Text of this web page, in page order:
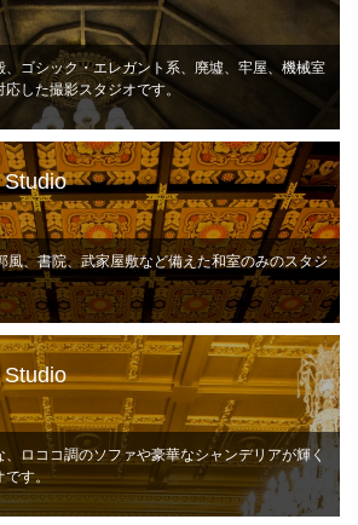
ゴシック・エレガント系、廃墟、牢屋、機械室
した撮影スタジオです。
Studio
風、書院、武家屋敷など備えた和室のみのスタジ
Studio
ロココ調のソファや豪華なシャンデリアが輝く
です。